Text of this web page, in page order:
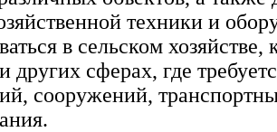
техники и
в сельском
других сферах, где
сооружений,